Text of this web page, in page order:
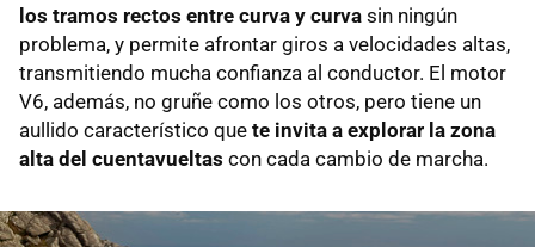
los tramos rectos entre curva y curva sin ningún
problema, y permite afrontar giros a velocidades altas,
transmitiendo mucha confianza al conductor. El motor
V6, además, no gruñe como los otros, pero tiene un
aullido característico que te invita a explorar la zona
alta del cuentavueltas con cada cambio de marcha.